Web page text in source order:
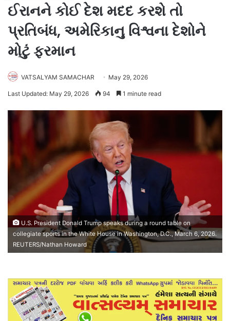
ઈરાનને કોઈ દેશ મદદ કરશે તો
પ્રતિબંધ, અમેરિકાનુ વિશ્વના દેશોને
મોટું ફરમાન
VATSALYAM SAMACHAR May 29, 2026
Last Updated: May 29, 2026 94 1 minute read
U.S. President Donald Trump speaks during a round table on
collegiate sports in the White House in Washington, D.C., March 6, 2026.
REUTERS/Nathan Howard